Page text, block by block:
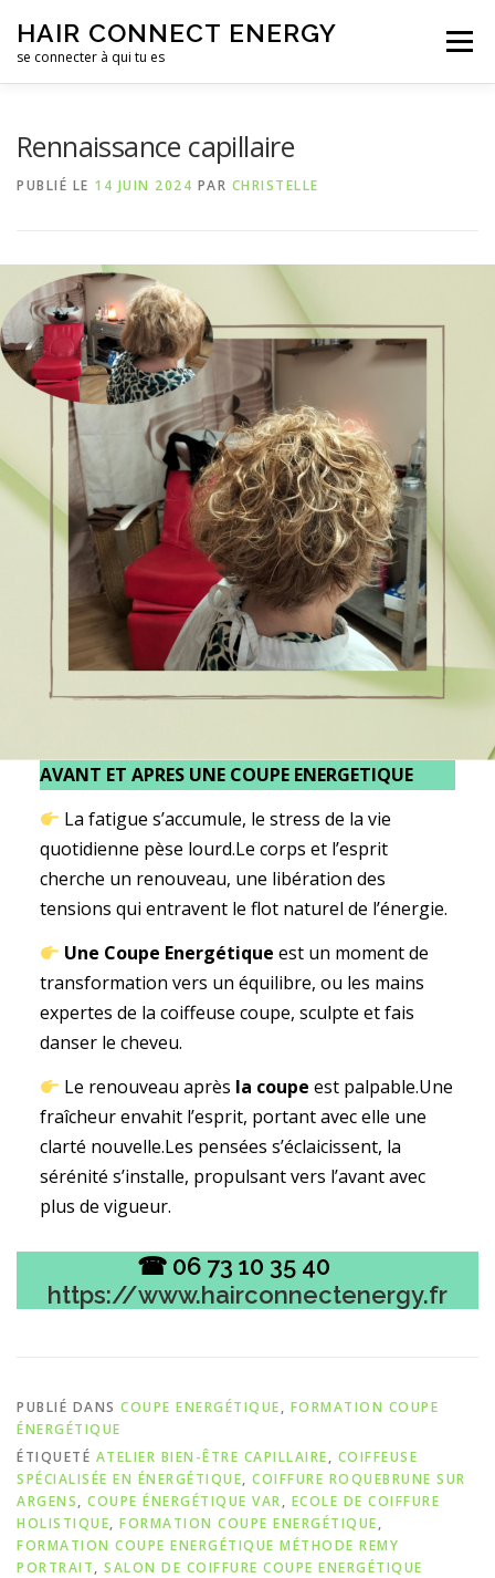
contenu
HAIR CONNECT ENERGY
se connecter à qui tu es
Menu
Rennaissance capillaire
PUBLIÉ LE 14 JUIN 2024 PAR CHRISTELLE
AVANT ET APRES UNE COUPE ENERGETIQUE
La fatigue s’accumule, le stress de la vie
quotidienne pèse lourd.Le corps et l’esprit
cherche un renouveau, une libération des
tensions qui entravent le flot naturel de l’énergie.
Une Coupe Energétique est un moment de
transformation vers un équilibre, ou les mains
expertes de la coiffeuse coupe, sculpte et fais
danser le cheveu.
Le renouveau après la coupe est palpable.Une
fraîcheur envahit l’esprit, portant avec elle une
clarté nouvelle.Les pensées s’éclaicissent, la
sérénité s’installe, propulsant vers l’avant avec
plus de vigueur.
☎ 06 73 10 35 40
https://www.hairconnectenergy.fr
PUBLIÉ DANS COUPE ENERGÉTIQUE, FORMATION COUPE
ÉNERGÉTIQUE
ÉTIQUETÉ ATELIER BIEN-ÊTRE CAPILLAIRE, COIFFEUSE
SPÉCIALISÉE EN ÉNERGÉTIQUE, COIFFURE ROQUEBRUNE SUR
ARGENS, COUPE ÉNERGÉTIQUE VAR, ECOLE DE COIFFURE
HOLISTIQUE, FORMATION COUPE ENERGÉTIQUE,
FORMATION COUPE ENERGÉTIQUE MÉTHODE REMY
PORTRAIT, SALON DE COIFFURE COUPE ENERGÉTIQUE